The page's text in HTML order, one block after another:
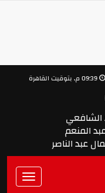
الشافعي
المنعم
عبد الناصر
Toggle